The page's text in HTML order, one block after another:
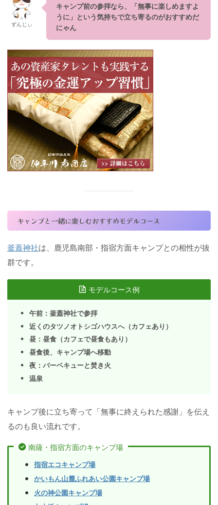
ずんじぃ
キャンプ前の参拝なら、「無事に楽しめますよ
うに」という気持ちで立ち寄るのがおすすめだ
にゃん
キャンプと一緒に楽しむおすすめモデルコース
釜蓋神社は、鹿児島南部・指宿方面キャンプとの相性が抜
群です。
モデルコース例
午前：釜蓋神社で参拝
近くのタツノオトシゴハウスへ（カフェあり）
昼：昼食（カフェで昼食もあり）
昼食後、キャンプ場へ移動
夜：バーベキューと焚き火
温泉
キャンプ後に立ち寄って「無事に終えられた感謝」を伝え
るのも良い流れです。
南薩・指宿方面のキャンプ場
指宿エコキャンプ場
かいもん山麓ふれあい公園キャンプ場
火の神公園キャンプ場